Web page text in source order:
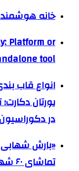
خانه
Platform or
tool?
انواع قاب
یورتان
در
«بارش شهابی
تماشای ۶۰ شهاب در هر ساعت!